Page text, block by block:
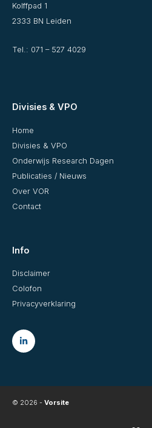
Kolffpad 1
2333 BN Leiden
Tel.: 071 – 527 4029
Divisies & VPO
Home
Divisies & VPO
Onderwijs Research Dagen
Publicaties / Nieuws
Over VOR
Contact
Info
Disclaimer
Colofon
Privacyverklaring
© 2026 - Vorsite